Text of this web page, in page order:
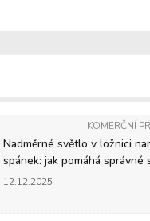
KOMERČNÍ
Nadměrné světlo v ložnici
spánek: jak pomáhá správné
12.12.2025